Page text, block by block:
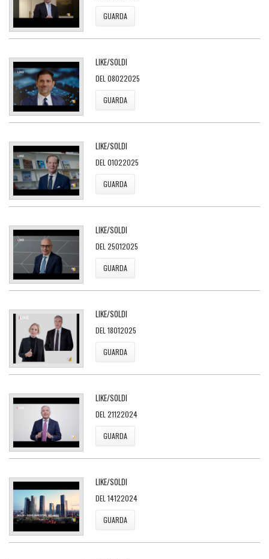
GUARDA
LIKE/SOLDI
DEL 08022025
GUARDA
LIKE/SOLDI
DEL 01022025
GUARDA
LIKE/SOLDI
DEL 25012025
GUARDA
LIKE/SOLDI
DEL 18012025
GUARDA
LIKE/SOLDI
DEL 21122024
GUARDA
LIKE/SOLDI
DEL 14122024
GUARDA